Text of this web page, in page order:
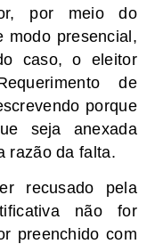
por meio do
modo presencial,
caso, o eleitor
de
porque
seja anexada
razão da falta.
recusado pela
não for
preenchido com